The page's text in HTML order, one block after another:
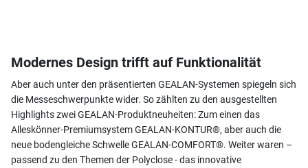
Modernes Design trifft auf Funktionalität
Aber auch unter den präsentierten GEALAN-Systemen spiegeln sich
die Messeschwerpunkte wider. So zählten zu den ausgestellten
Highlights zwei GEALAN-Produktneuheiten: Zum einen das
Alleskönner-Premiumsystem GEALAN-KONTUR®, aber auch die
neue bodengleiche Schwelle GEALAN-COMFORT®. Weiter waren –
passend zu den Themen der Polyclose - das innovative